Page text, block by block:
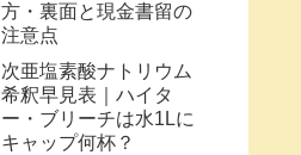
方・裏面と現金書留の
注意点
次亜塩素酸ナトリウム
希釈早見表｜ハイタ
ー・ブリーチは水1Lに
キャップ何杯？